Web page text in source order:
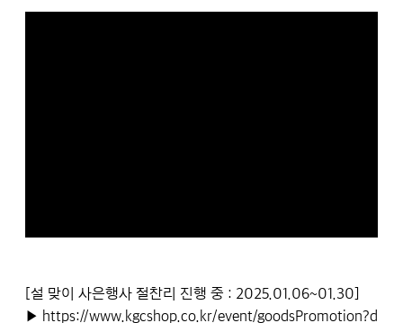
[설 맞이 사은행사 절찬리 진행 중 : 2025.01.06~01.30]
▶ https://www.kgcshop.co.kr/event/goodsPromotion?d